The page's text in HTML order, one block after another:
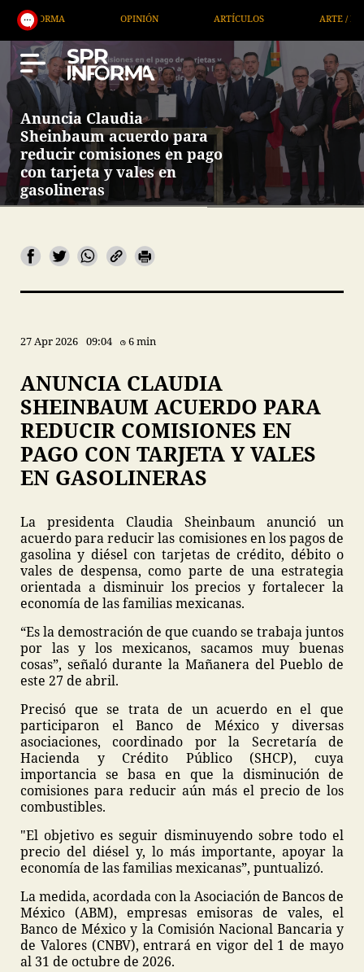
OPINIÓN ARTÍCULOS ARTE / ENTRETENIMIENTO
Anuncia Claudia
Sheinbaum acuerdo para
reducir comisiones en pago
con tarjeta y vales en
gasolineras
27 Apr 2026 09:04 6 min
ANUNCIA CLAUDIA
SHEINBAUM ACUERDO PARA
REDUCIR COMISIONES EN
PAGO CON TARJETA Y VALES
EN GASOLINERAS
La presidenta Claudia Sheinbaum anunció un
acuerdo para reducir las comisiones en los pagos de
gasolina y diésel con tarjetas de crédito, débito o
vales de despensa, como parte de una estrategia
orientada a disminuir los precios y fortalecer la
economía de las familias mexicanas.
“Es la demostración de que cuando se trabaja juntos
por las y los mexicanos, sacamos muy buenas
cosas”, señaló durante la Mañanera del Pueblo de
este 27 de abril.
Precisó que se trata de un acuerdo en el que
participaron el Banco de México y diversas
asociaciones, coordinado por la Secretaría de
Hacienda y Crédito Público (SHCP), cuya
importancia se basa en que la disminución de
comisiones para reducir aún más el precio de los
combustibles.
"El objetivo es seguir disminuyendo sobre todo el
precio del diésel y, lo más importante, apoyar la
economía de las familias mexicanas”, puntualizó.
La medida, acordada con la Asociación de Bancos de
México (ABM), empresas emisoras de vales, el
Banco de México y la Comisión Nacional Bancaria y
de Valores (CNBV), entrará en vigor del 1 de mayo
al 31 de octubre de 2026.